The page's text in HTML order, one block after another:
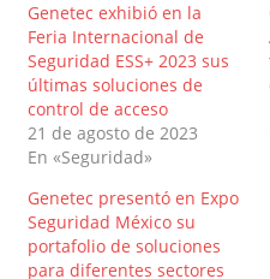
Genetec exhibió en la
Feria Internacional de
Seguridad ESS+ 2023 sus
últimas soluciones de
control de acceso
21 de agosto de 2023
En «Seguridad»
Genetec presentó en Expo
Seguridad México su
portafolio de soluciones
para diferentes sectores